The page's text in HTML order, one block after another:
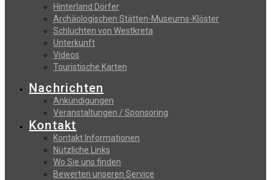
Hinterland Dörfer
Archäologischen Stätten-Museums-Klöster
Schluchten von Westkreta
Unterkunft
Videos
Touristische Karten
Nachrichten
Ankündigungen
Veranstaltungen / Sponsoring
Kontakt
Kontakt Informationen
Nützliche Links
Wo Sie uns finden
Bewerten unseren Service